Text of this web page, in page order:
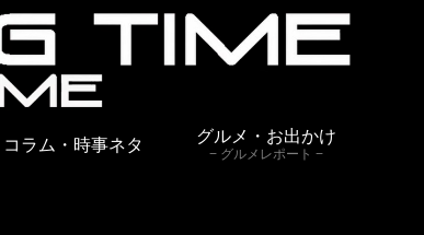
コラム・時事ネタ
グルメ・お出かけ
グルメレポート